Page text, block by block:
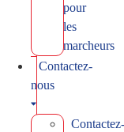
pour
les
marcheurs
Contactez-
nous
Contactez-